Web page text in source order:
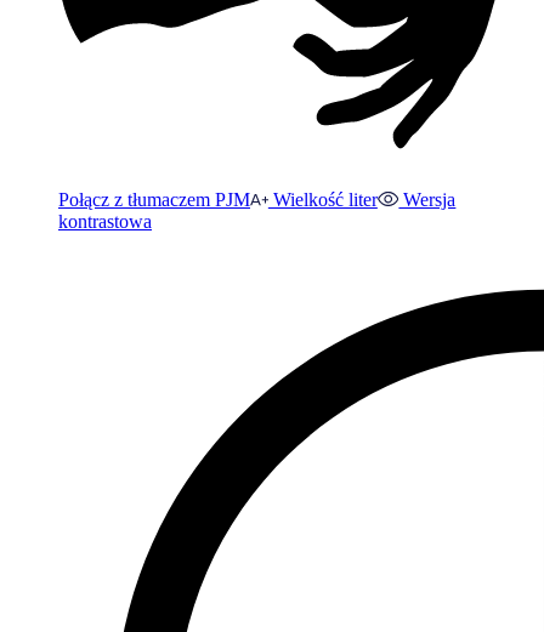
Połącz z tłumaczem PJM Wielkość liter
Wersja
kontrastowa